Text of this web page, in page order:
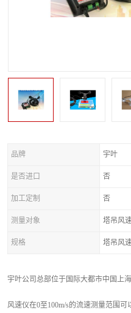
品牌 宇叶
是否进口 否
加工定制 否
测量对象 塔吊风
规格 塔吊风
宇叶公司总部位于国际大都市中国上
风速仪在0至100m/s的流速测量范围